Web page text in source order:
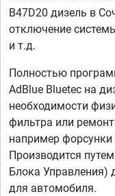
B47D20 дизель в
отключение
и т.д.
Полностью
AdBlue Bluetec на
необходимости
фильтра или
например
Производится
Блока Управления)
для автомобиля.